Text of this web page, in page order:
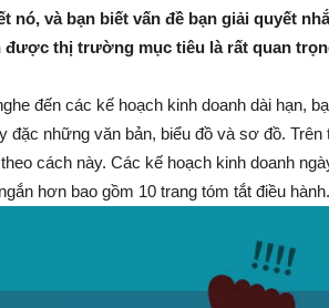
nó, và bạn biết vấn đề bạn giải quyết
được thị trường mục tiêu là rất quan
đến các kế hoạch kinh doanh dài hạn,
đặc những văn bản, biểu đồ và sơ đồ.
cách này. Các kế hoạch kinh doanh
hơn bao gồm 10 trang tóm tắt điều hành.